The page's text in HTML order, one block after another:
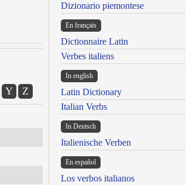
Y Z
Dizionario piemontese
En français
Dictionnaire Latin
Verbes italiens
In english
Latin Dictionary
Italian Verbs
In Deutsch
Italienische Verben
En español
Los verbos italianos